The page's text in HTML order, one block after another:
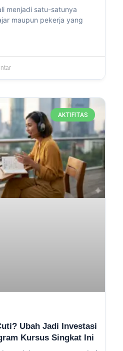
menjadi satu-satunya
maupun pekerja yang
AKTIFITAS
Ubah Jadi Investasi
Kursus Singkat Ini